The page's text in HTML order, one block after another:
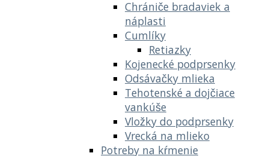
Chrániče bradaviek a
náplasti
Cumlíky
Retiazky
Kojenecké podprsenky
Odsávačky mlieka
Tehotenské a dojčiace
vankúše
Vložky do podprsenky
Vrecká na mlieko
Potreby na kŕmenie